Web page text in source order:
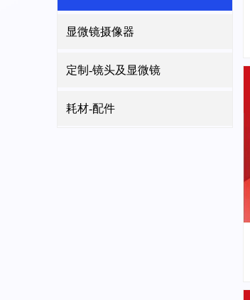
显微镜摄像器
定制-镜头及显微镜
耗材-配件